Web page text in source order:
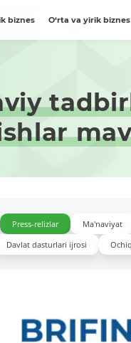
biznes O‘rta va yirik biznes
Press-relizlar Ma'naviyat
Davlat dasturlari ijrosi